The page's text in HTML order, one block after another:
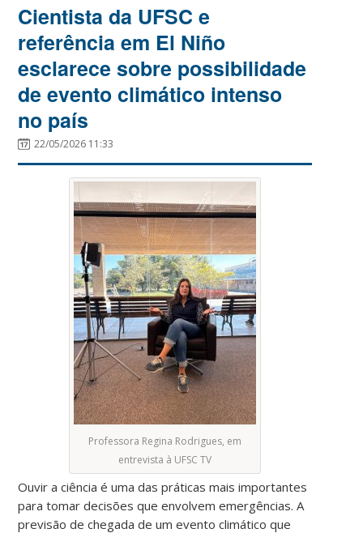
Cientista da UFSC e
referência em El Niño
esclarece sobre possibilidade
de evento climático intenso
no país
22/05/2026 11:33
Professora Regina Rodrigues, em
entrevista à UFSC TV
Ouvir a ciência é uma das práticas mais importantes
para tomar decisões que envolvem emergências. A
previsão de chegada de um evento climático que